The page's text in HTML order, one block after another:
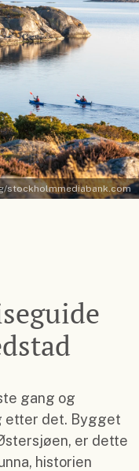
stockholmmediabank.com
gang og
etter det. Bygget
er dette
historien